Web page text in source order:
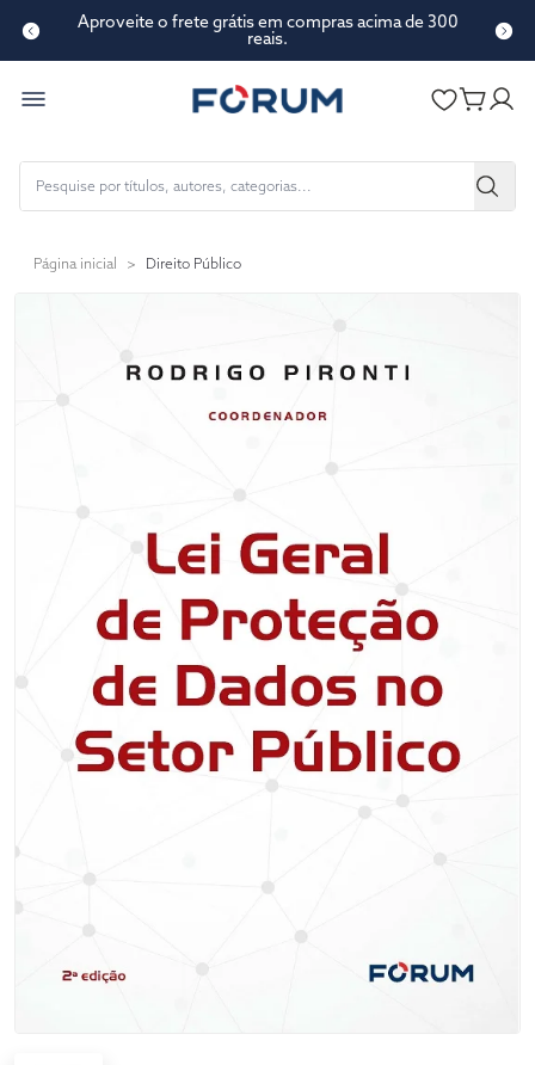
Aproveite o frete grátis em compras acima de 300
reais.
Página inicial > Direito Público